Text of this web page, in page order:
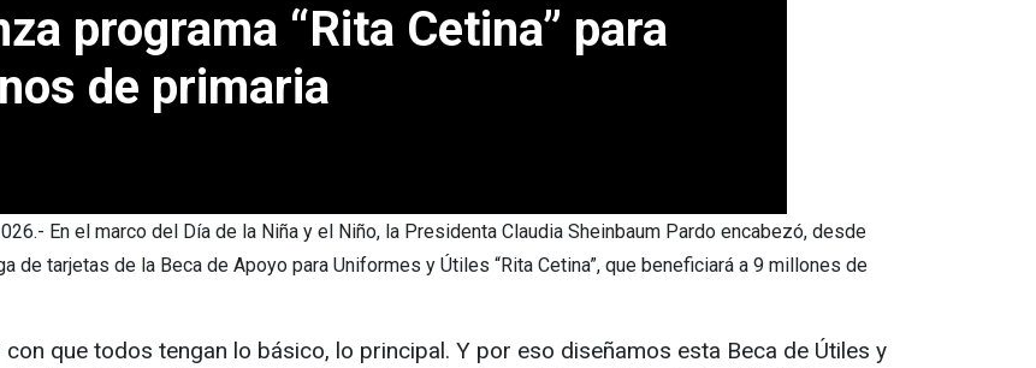
programa “Rita Cetina” para
de primaria
En el marco del Día de la Niña y el Niño, la Presidenta Claudia Sheinbaum Pardo encabezó, desde
de tarjetas de la Beca de Apoyo para Uniformes y Útiles “Rita Cetina”, que beneficiará a 9 millones de
con que todos tengan lo básico, lo principal. Y por eso diseñamos esta Beca de Útiles y